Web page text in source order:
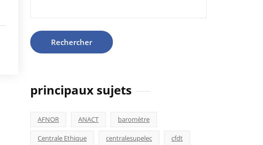
principaux sujets
AFNOR ANACT baromètre
Centrale Ethique centralesupelec cfdt